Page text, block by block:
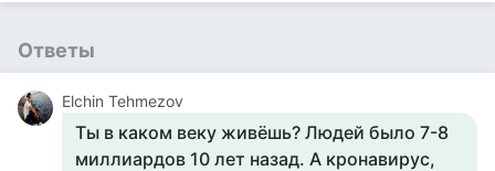
Ответы
Elchin Tehmezov
Ты в каком веку живёшь? Людей было 7-8
миллиардов 10 лет назад. А кронавирус,